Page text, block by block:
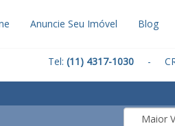
Anuncie Seu Imóvel Blog
Tel: (11) 4317-1030 -
Maior